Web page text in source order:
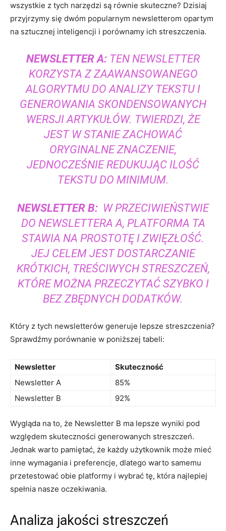
wszystkie⁢ z tych narzędzi są równie ⁤skuteczne? Dzisiaj
przyjrzymy się dwóm popularnym newsletterom opartym
na sztucznej ⁣inteligencji i ⁣porównamy ich streszczenia.
NEWSLETTER A: ⁤TEN NEWSLETTER
‍KORZYSTA Z ‍ZAAWANSOWANEGO⁣
ALGORYTMU ⁢DO ⁤ANALIZY ⁢TEKSTU I
GENEROWANIA SKONDENSOWANYCH
WERSJI ARTYKUŁÓW. TWIERDZI, ŻE⁤
JEST⁢ W STANIE⁢ ZACHOWAĆ
ORYGINALNE ZNACZENIE,
JEDNOCZEŚNIE REDUKUJĄC ILOŚĆ
TEKSTU ⁤DO MINIMUM.
NEWSLETTER B: ‍ W PRZECIWIEŃSTWIE
DO ⁤NEWSLETTERA A, PLATFORMA TA
⁤STAWIA NA PROSTOTĘ⁣ I ZWIĘZŁOŚĆ.
JEJ CELEM JEST⁢ DOSTARCZANIE
KRÓTKICH, TREŚCIWYCH STRESZCZEŃ,
KTÓRE MOŻNA PRZECZYTAĆ SZYBKO ‍I
BEZ ZBĘDNYCH DODATKÓW.
Który z tych ‍newsletterów generuje lepsze streszczenia?
Sprawdźmy porównanie w poniższej ⁢tabeli:
Newsletter
Skuteczność
Newsletter A
85%
Newsletter B
92%
Wygląda na to, że Newsletter B ma lepsze wyniki ⁤pod
względem skuteczności‌ generowanych streszczeń.
Jednak ⁤warto pamiętać, że każdy użytkownik może mieć
inne wymagania i preferencje, ⁢dlatego warto ‍samemu
przetestować ‌obie ‍platformy⁢ i wybrać tę, ⁣która najlepiej
spełnia nasze oczekiwania.
Analiza ‌jakości streszczeń